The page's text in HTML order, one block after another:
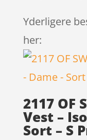
Yderligere
her:
2117 OF
Vest –
Sort – S